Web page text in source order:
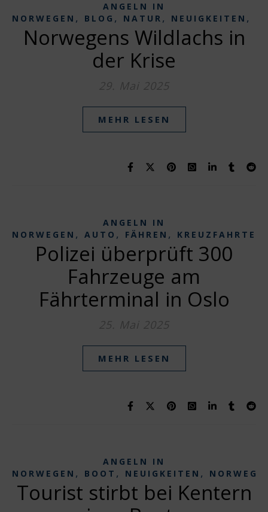
ANGELN IN
NORWEGEN , BLOG , NATUR , NEUIGKEITEN ,
Norwegens Wildlachs in
der Krise
29. Mai 2025
MEHR LESEN
ANGELN IN
NORWEGEN , AUTO , FÄHREN , KREUZFAHRTEN
Polizei überprüft 300
Fahrzeuge am
Fährterminal in Oslo
25. Mai 2025
MEHR LESEN
ANGELN IN
NORWEGEN , BOOT , NEUIGKEITEN ,
Tourist stirbt bei Kentern